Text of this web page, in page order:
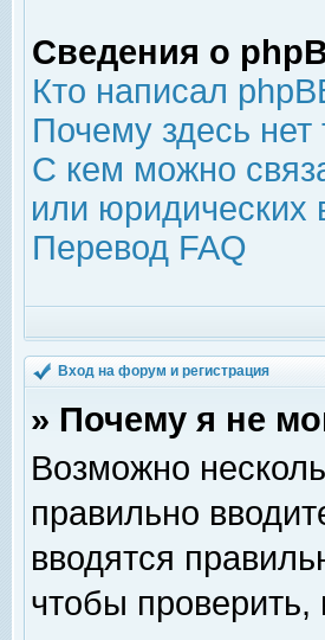
Сведения о
Кто написал
Почему здесь
С кем можно
или юридических
Перевод FAQ
Вход на форум и регистрация
» Почему я не
Возможно
правильно
вводятся
чтобы